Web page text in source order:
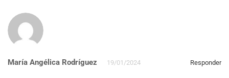
María Angélica Rodríguez 19/01/2024 Responder